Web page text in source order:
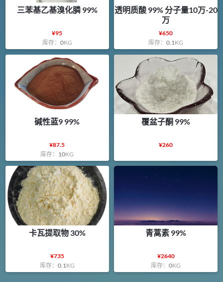
三苯基乙基溴化膦 99%
¥95
库存： 0KG
透明质酸 99% 分子量10万-20
万
¥650
库存：0.1 KG
碱性蓝9 99%
¥87.5
库存： 10KG
覆盆子酮 99%
¥260
卡瓦提取物 30%
¥735
库存： 0.1KG
青蒿素 99%
¥2640
库存：0KG